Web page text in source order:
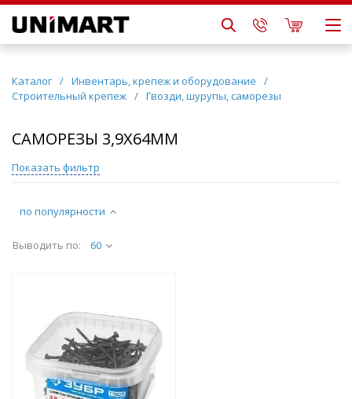
Каталог / Инвентарь, крепеж и оборудование
/
Строительный крепеж / Гвозди, шурупы, саморезы
САМОРЕЗЫ 3,9Х64ММ
по популярности
Выводить по: 60
Показать фильтр